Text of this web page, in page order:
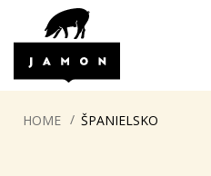
HOME ŠPANIELSKO